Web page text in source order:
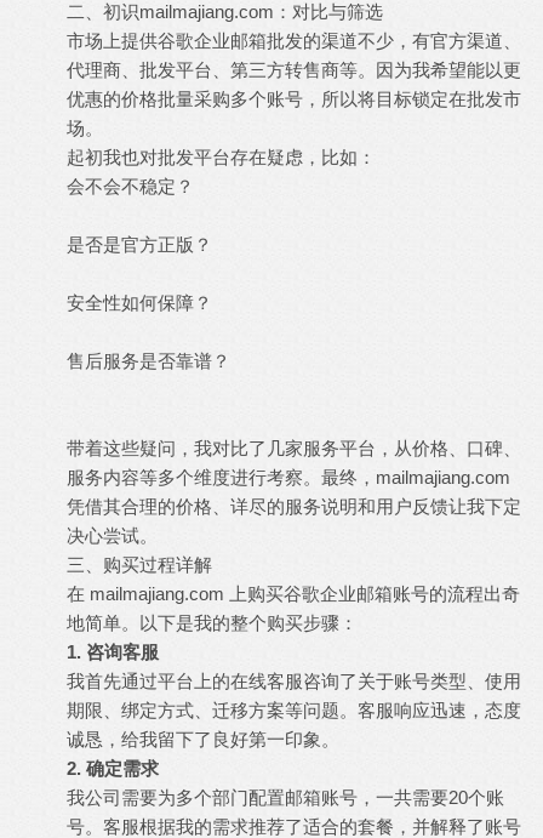
二、初识mailmajiang.com：对比与筛选
市场上提供谷歌企业邮箱批发的渠道不少，有官方渠道、
代理商、批发平台、第三方转售商等。因为我希望能以更
优惠的价格批量采购多个账号，所以将目标锁定在批发市
场。
起初我也对批发平台存在疑虑，比如：
会不会不稳定？
是否是官方正版？
安全性如何保障？
售后服务是否靠谱？
带着这些疑问，我对比了几家服务平台，从价格、口碑、
服务内容等多个维度进行考察。最终，mailmajiang.com
凭借其合理的价格、详尽的服务说明和用户反馈让我下定
决心尝试。
三、购买过程详解
在 mailmajiang.com 上购买谷歌企业邮箱账号的流程出奇
地简单。以下是我的整个购买步骤：
1. 咨询客服
我首先通过平台上的在线客服咨询了关于账号类型、使用
期限、绑定方式、迁移方案等问题。客服响应迅速，态度
诚恳，给我留下了良好第一印象。
2. 确定需求
我公司需要为多个部门配置邮箱账号，一共需要20个账
号。客服根据我的需求推荐了适合的套餐，并解释了账号